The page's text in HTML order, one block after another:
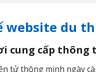
website du
cung cấp thông
tử thông minh ngày